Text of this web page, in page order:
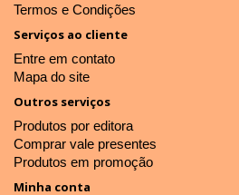
Termos e Condições
Serviços ao cliente
Entre em contato
Mapa do site
Outros serviços
Produtos por editora
Comprar vale presentes
Produtos em promoção
Minha conta